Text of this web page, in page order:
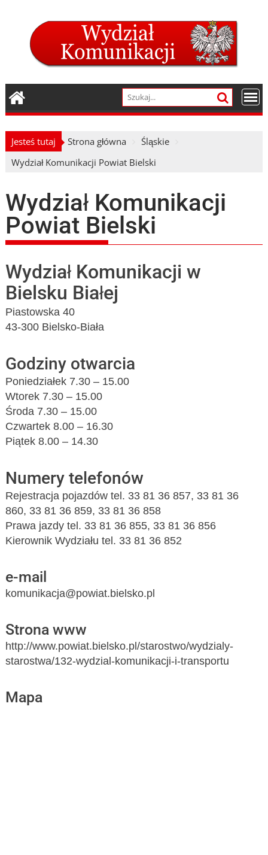
Jesteś tutaj Strona główna
Śląskie
Wydział Komunikacji Powiat Bielski
Wydział Komunikacji
Powiat Bielski
Wydział Komunikacji w
Bielsku Białej
Piastowska 40
43-300 Bielsko-Biała
Godziny otwarcia
Poniedziałek 7.30 – 15.00
Wtorek 7.30 – 15.00
Środa 7.30 – 15.00
Czwartek 8.00 – 16.30
Piątek 8.00 – 14.30
Numery telefonów
Rejestracja pojazdów tel. 33 81 36 857, 33 81 36
860, 33 81 36 859, 33 81 36 858
Prawa jazdy tel. 33 81 36 855, 33 81 36 856
Kierownik Wydziału tel. 33 81 36 852
e-mail
komunikacja@powiat.bielsko.pl
Strona www
http://www.powiat.bielsko.pl/starostwo/wydzialy-
starostwa/132-wydzial-komunikacji-i-transportu
Mapa